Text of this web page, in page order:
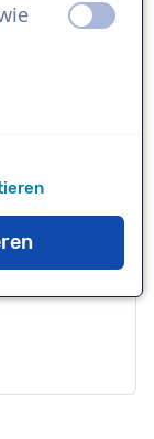
ausan